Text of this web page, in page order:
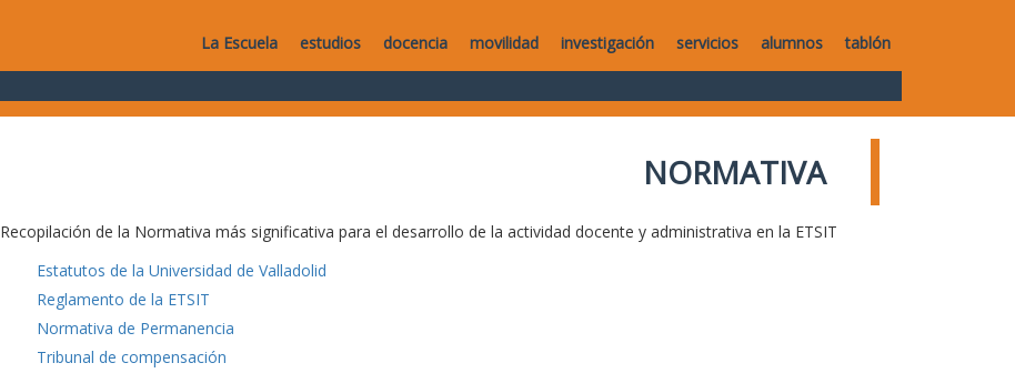
La Escuela estudios docencia movilidad investigación servicios alumnos tablón
NORMATIVA
Recopilación de la Normativa más significativa para el desarrollo de la actividad docente y administrativa en la ETSIT
Estatutos de la Universidad de Valladolid
Reglamento de la ETSIT
Normativa de Permanencia
Tribunal de compensación